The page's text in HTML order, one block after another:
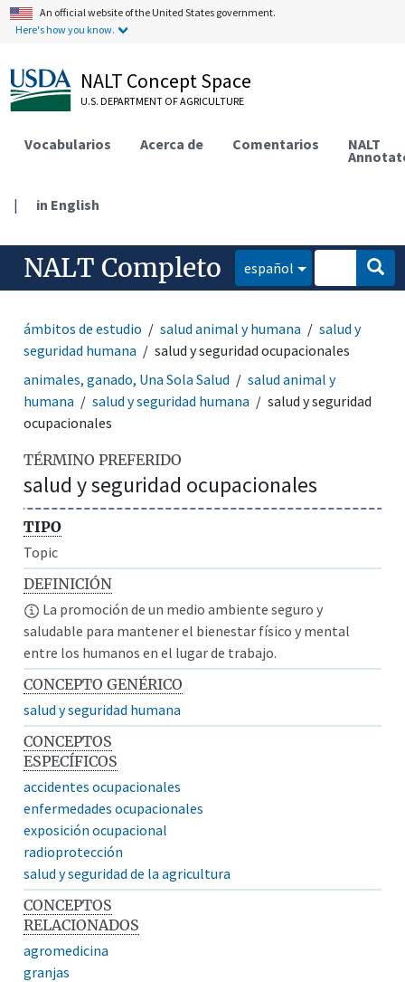
An official website of the United States government.
Here's how you know.
NALT Concept Space
U.S. DEPARTMENT OF AGRICULTURE
Vocabularios Acerca de Comentarios NALT
| in English
NALT Completo español
ámbitos de estudio salud animal y humana
salud y
seguridad humana
salud y seguridad ocupacionales
animales, ganado, Una Sola Salud
salud animal y
humana
salud y seguridad humana
salud y seguridad
ocupacionales
TÉRMINO PREFERIDO
salud y seguridad ocupacionales
TIPO
Topic
DEFINICIÓN
La promoción de un medio ambiente seguro y
saludable para mantener el bienestar físico y mental
entre los humanos en el lugar de trabajo.
CONCEPTO GENÉRICO
salud y seguridad humana
CONCEPTOS
ESPECÍFICOS
accidentes ocupacionales
enfermedades ocupacionales
exposición ocupacional
radioprotección
salud y seguridad de la agricultura
CONCEPTOS
RELACIONADOS
agromedicina
granjas